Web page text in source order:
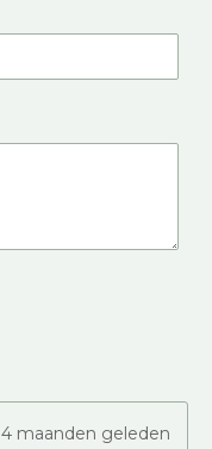
4 maanden geleden